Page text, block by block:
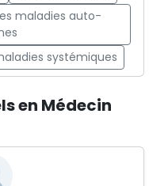
maladies auto-
systémiques
en Médecin